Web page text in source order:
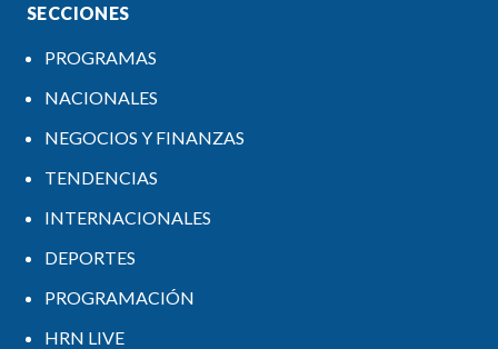
SECCIONES
PROGRAMAS
NACIONALES
NEGOCIOS Y FINANZAS
TENDENCIAS
INTERNACIONALES
DEPORTES
PROGRAMACIÓN
HRN LIVE